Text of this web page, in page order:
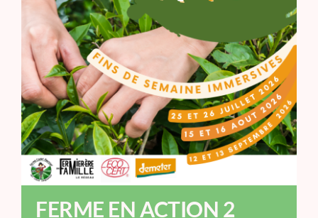
FERME EN ACTION 2